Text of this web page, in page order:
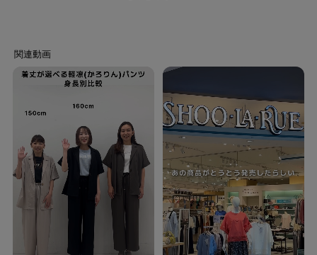
【清潔】中敷に抗菌防臭機能付き。（※この効果は永久的ではありません）
【ふかふか】中敷き全体にクッションが入っており歩行による衝撃を吸収し
【合わせやすい】コルク風素材、ジュート巻きの夏らしいシンプルデザイ
【サイズ】
25：22．5cm
35：23．5cm
【カラー】